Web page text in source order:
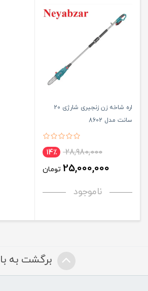
اره شاخه زن زنجیری شارژی 20
سانت مدل 8602
28,980,000 14٪
25,000,000 تومان
ناموجود
برگشت به